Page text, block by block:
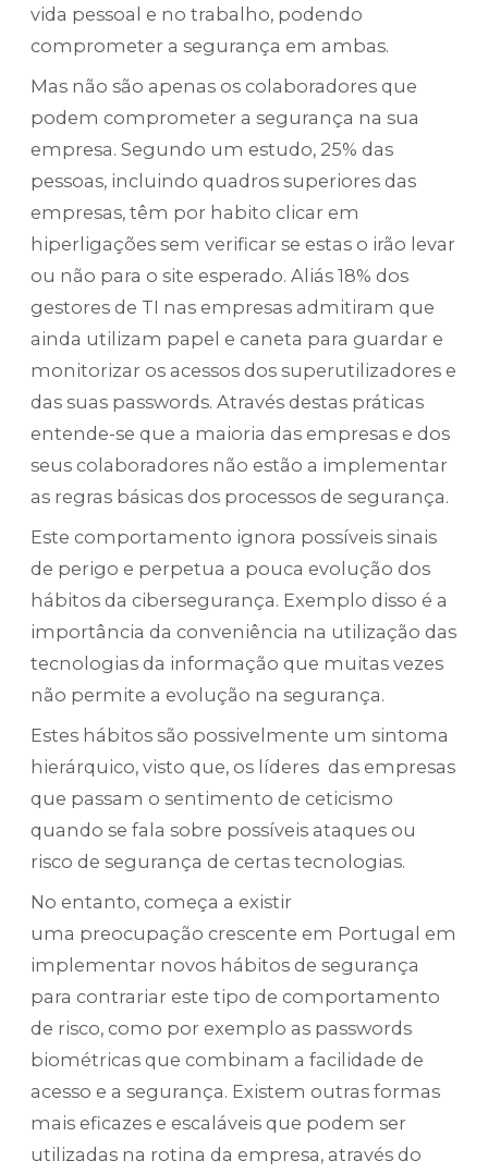
vida pessoal e no trabalho, podendo
comprometer a segurança em ambas.
Mas não são apenas os colaboradores que
podem comprometer a segurança na sua
empresa. Segundo um estudo, 25% das
pessoas, incluindo quadros superiores das
empresas, têm por habito clicar em
hiperligações sem verificar se estas o irão levar
ou não para o site esperado. Aliás 18% dos
gestores de TI nas empresas admitiram que
ainda utilizam papel e caneta para guardar e
monitorizar os acessos dos superutilizadores e
das suas passwords. Através destas práticas
entende-se que a maioria das empresas e dos
seus colaboradores não estão a implementar
as regras básicas dos processos de segurança.
Este comportamento ignora possíveis sinais
de perigo e perpetua a pouca evolução dos
hábitos da cibersegurança. Exemplo disso é a
importância da conveniência na utilização das
tecnologias da informação que muitas vezes
não permite a evolução na segurança.
Estes hábitos são possivelmente um sintoma
hierárquico, visto que, os líderes das empresas
que passam o sentimento de ceticismo
quando se fala sobre possíveis ataques ou
risco de segurança de certas tecnologias.
No entanto, começa a existir
uma preocupação crescente em Portugal em
implementar novos hábitos de segurança
para contrariar este tipo de comportamento
de risco, como por exemplo as passwords
biométricas que combinam a facilidade de
acesso e a segurança. Existem outras formas
mais eficazes e escaláveis que podem ser
utilizadas na rotina da empresa, através do